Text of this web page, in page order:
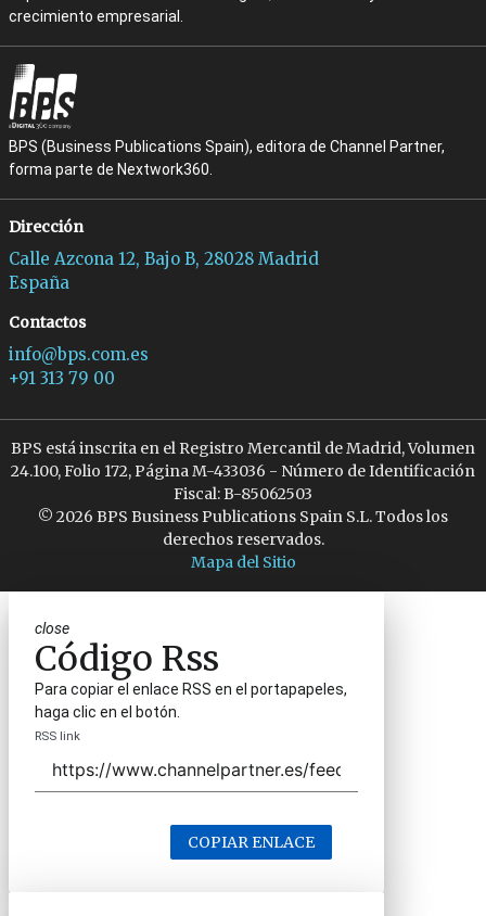
crecimiento empresarial.
BPS (Business Publications Spain), editora de Channel Partner,
forma parte de Nextwork360.
Dirección
Calle Azcona 12, Bajo B, 28028 Madrid
España
Contactos
info@bps.com.es
+91 313 79 00
BPS está inscrita en el Registro Mercantil de Madrid, Volumen
24.100, Folio 172, Página M-433036 - Número de Identificación
Fiscal: B-85062503
© 2026 BPS Business Publications Spain S.L. Todos los
derechos reservados.
Mapa del Sitio
close
Código Rss
Para copiar el enlace RSS en el portapapeles,
haga clic en el botón.
RSS link
COPIAR ENLACE